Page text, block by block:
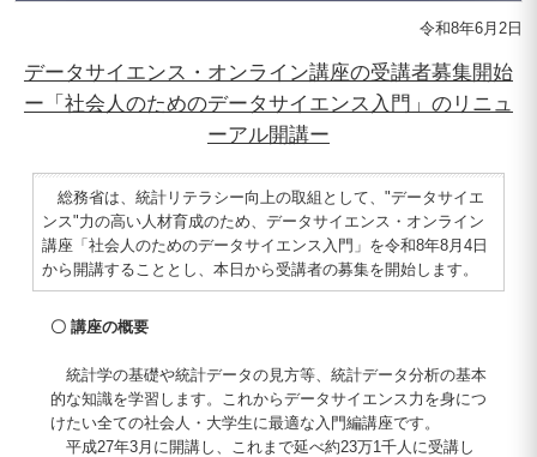
令和8年6月2日
データサイエンス・オンライン講座の受講者募集開始
ー「社会人のためのデータサイエンス入門」のリニュ
ーアル開講ー
総務省は、統計リテラシー向上の取組として、"データサイエ
ンス"力の高い人材育成のため、データサイエンス・オンライン
講座「社会人のためのデータサイエンス入門」を令和8年8月4日
から開講することとし、本日から受講者の募集を開始します。
〇 講座の概要
統計学の基礎や統計データの見方等、統計データ分析の基本
的な知識を学習します。これからデータサイエンス力を身につ
けたい全ての社会人・大学生に最適な入門編講座です。
平成27年3月に開講し、これまで延べ約23万1千人に受講し